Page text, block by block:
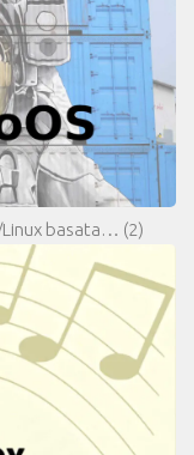
Linux basata… (2)